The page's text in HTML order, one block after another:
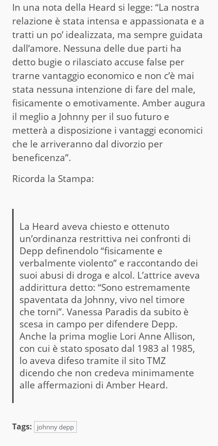
In una nota della Heard si legge: “La nostra
relazione è stata intensa e appassionata e a
tratti un po’ idealizzata, ma sempre guidata
dall’amore. Nessuna delle due parti ha
detto bugie o rilasciato accuse false per
trarne vantaggio economico e non c’è mai
stata nessuna intenzione di fare del male,
fisicamente o emotivamente. Amber augura
il meglio a Johnny per il suo futuro e
metterà a disposizione i vantaggi economici
che le arriveranno dal divorzio per
beneficenza”.
Ricorda la Stampa:
La Heard aveva chiesto e ottenuto
un’ordinanza restrittiva nei confronti di
Depp definendolo “fisicamente e
verbalmente violento” e raccontando dei
suoi abusi di droga e alcol. L’attrice aveva
addirittura detto: “Sono estremamente
spaventata da Johnny, vivo nel timore
che torni”. Vanessa Paradis da subito è
scesa in campo per difendere Depp.
Anche la prima moglie Lori Anne Allison,
con cui è stato sposato dal 1983 al 1985,
lo aveva difeso tramite il sito TMZ
dicendo che non credeva minimamente
alle affermazioni di Amber Heard.
Tags: johnny depp